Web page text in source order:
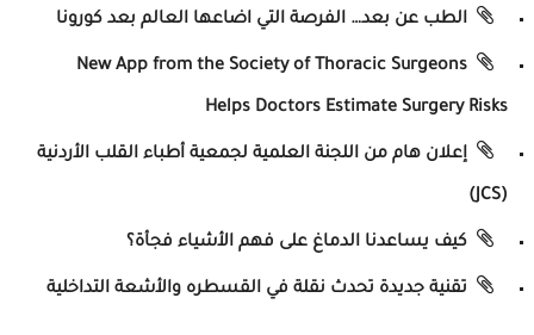
الطب عن بعد… الفرصة التي اضاعها العالم بعد كورونا
New App from the Society of Thoracic Surgeons
Helps Doctors Estimate Surgery Risks
إعلان هام من اللجنة العلمية لجمعية أطباء القلب الأردنية
(JCS)
كيف يساعدنا الدماغ على فهم الأشياء فجأة؟
تقنية جديدة تحدث نقلة في القسطره والأشعة التداخلية